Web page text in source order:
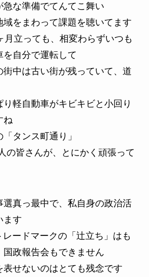
な準備でてんてこ舞い
域をまわって課題を聴いてます
月立っても、相変わらずいつも
自分で運転して
街中は古い街が残っていて、道
り軽自動車がキビキビと小回り
ね
タンス町通り」
の皆さんが、とにかく頑張って
選真っ最中で、私自身の政治活
ます
ードマークの「辻立ち」はも
国政報告会もできません
表せないのはとても残念です